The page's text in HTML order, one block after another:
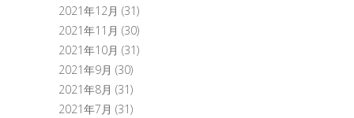
2021年12月 (31)
2021年11月 (30)
2021年10月 (31)
2021年9月 (30)
2021年8月 (31)
2021年7月 (31)